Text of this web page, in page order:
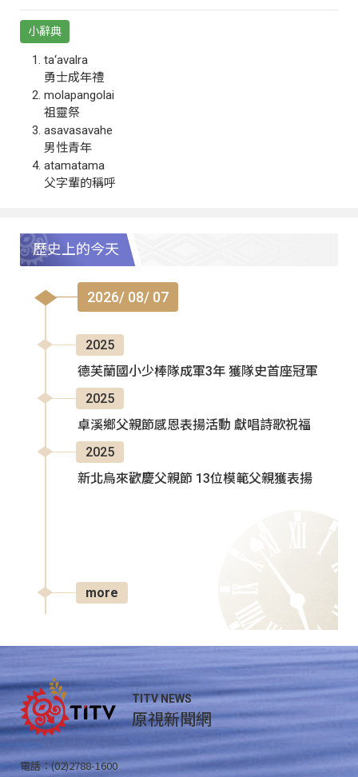
小辭典
ta‘avalra
勇士成年禮
molapangolai
祖靈祭
asavasavahe
男性青年
atamatama
父字輩的稱呼
歷史上的今天
2026/ 08/ 07
2025
德芙蘭國小少棒隊成軍3年 獲隊史首座冠軍
2025
卓溪鄉父親節感恩表揚活動 獻唱詩歌祝福
2025
新北烏來歡慶父親節 13位模範父親獲表揚
more
TITV NEWS
原視新聞網
電話：(02)2788-1600